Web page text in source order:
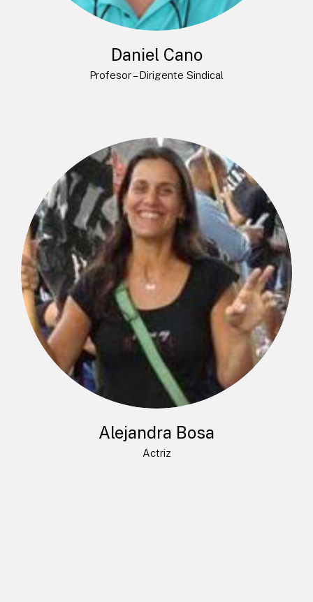
Daniel Cano
Profesor – Dirigente Sindical
Alejandra Bosa
Actriz